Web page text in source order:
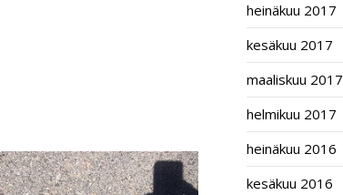
heinäkuu 2017
kesäkuu 2017
maaliskuu 2017
helmikuu 2017
heinäkuu 2016
kesäkuu 2016